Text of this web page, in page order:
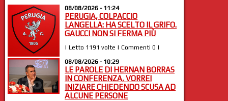
08/08/2026 - 11:24
PERUGIA, COLPACCIO
LANGELLA: HA SCELTO IL GRIFO.
GAUCCI NON SI FERMA PIÙ
| Letto 1191 volte | Commenti 0 |
08/08/2026 - 10:29
LE PAROLE DI HERNAN BORRAS
IN CONFERENZA, VORREI
INIZIARE CHIEDENDO SCUSA AD
ALCUNE PERSONE